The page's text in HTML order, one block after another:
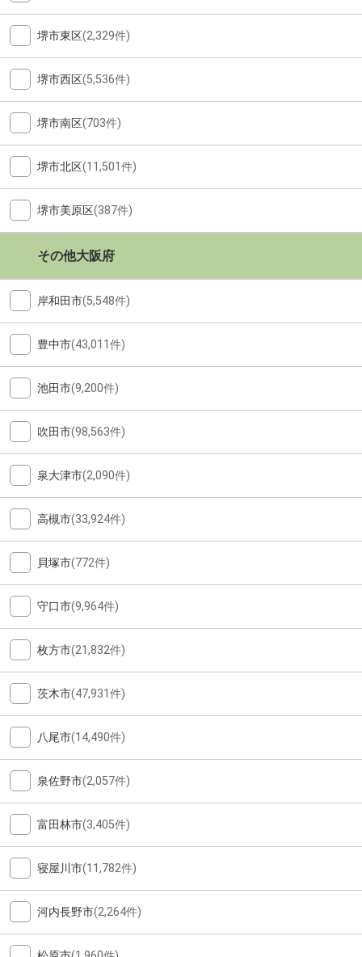
堺市東区(2,329件)
堺市西区(5,536件)
堺市南区(703件)
堺市北区(11,501件)
堺市美原区(387件)
その他大阪府
岸和田市(5,548件)
豊中市(43,011件)
池田市(9,200件)
吹田市(98,563件)
泉大津市(2,090件)
高槻市(33,924件)
貝塚市(772件)
守口市(9,964件)
枚方市(21,832件)
茨木市(47,931件)
八尾市(14,490件)
泉佐野市(2,057件)
富田林市(3,405件)
寝屋川市(11,782件)
河内長野市(2,264件)